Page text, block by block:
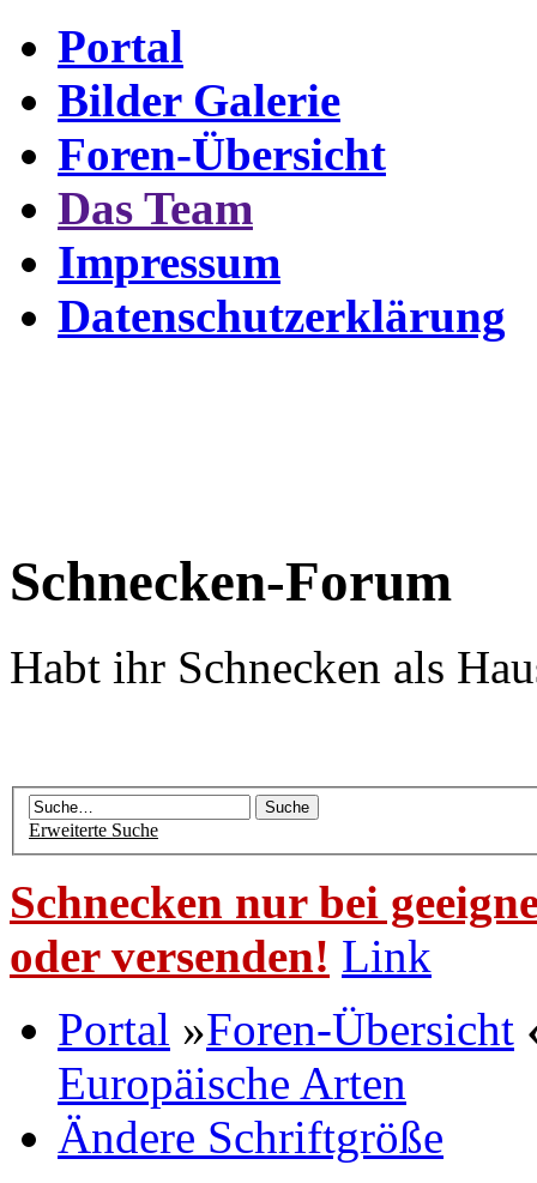
Portal
Bilder Galerie
Foren-Übersicht
Das Team
Impressum
Datenschutzerklärung
Schnecken-Forum
Habt ihr Schnecken als
Erweiterte Suche
Schnecken nur bei
oder versenden! Link
Portal »Foren-Übersicht
Europäische Arten
Ändere Schriftgröße